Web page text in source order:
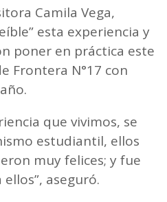
Camila Vega,
esta experiencia y
poner en práctica este
Frontera N°17 con
que vivimos, se
estudiantil, ellos
muy felices; y fue
aseguró.